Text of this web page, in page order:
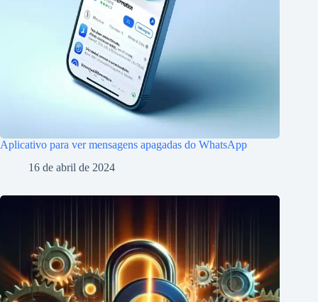
Aplicativo para ver mensagens apagadas do WhatsApp
16 de abril de 2024